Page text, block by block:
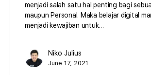
menjadi salah satu hal penting bagi
maupun Personal. Maka belajar digital
menjadi kewajiban untuk…
Niko Julius
June 17, 2021